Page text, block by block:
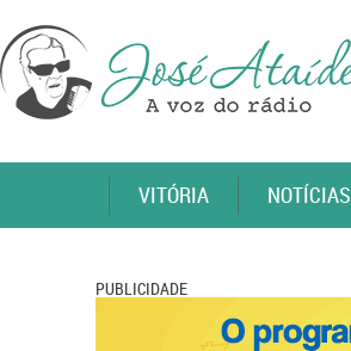
VITÓRIA NOTÍCIAS
PUBLICIDADE